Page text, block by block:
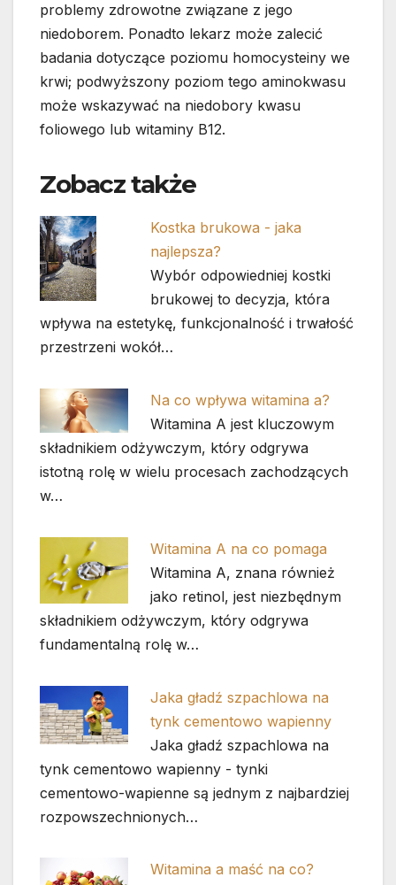
problemy zdrowotne związane z jego
niedoborem. Ponadto lekarz może zalecić
badania dotyczące poziomu homocysteiny we
krwi; podwyższony poziom tego aminokwasu
może wskazywać na niedobory kwasu
foliowego lub witaminy B12.
Zobacz także
Kostka brukowa - jaka
najlepsza?
Wybór odpowiedniej kostki
brukowej to decyzja, która
wpływa na estetykę, funkcjonalność i trwałość
przestrzeni wokół…
Na co wpływa witamina a?
Witamina A jest kluczowym
składnikiem odżywczym, który odgrywa
istotną rolę w wielu procesach zachodzących
w…
Witamina A na co pomaga
Witamina A, znana również
jako retinol, jest niezbędnym
składnikiem odżywczym, który odgrywa
fundamentalną rolę w…
Jaka gładź szpachlowa na
tynk cementowo wapienny
Jaka gładź szpachlowa na
tynk cementowo wapienny - tynki
cementowo-wapienne są jednym z najbardziej
rozpowszechnionych…
Witamina a maść na co?